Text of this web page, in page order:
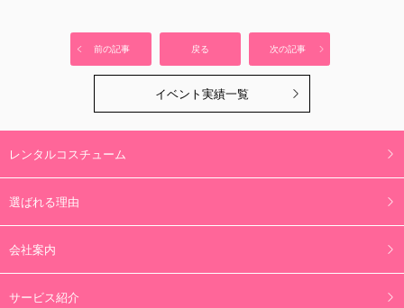
前の記事 戻る 次の記事
イベント実績一覧
レンタルコスチューム
選ばれる理由
会社案内
サービス紹介